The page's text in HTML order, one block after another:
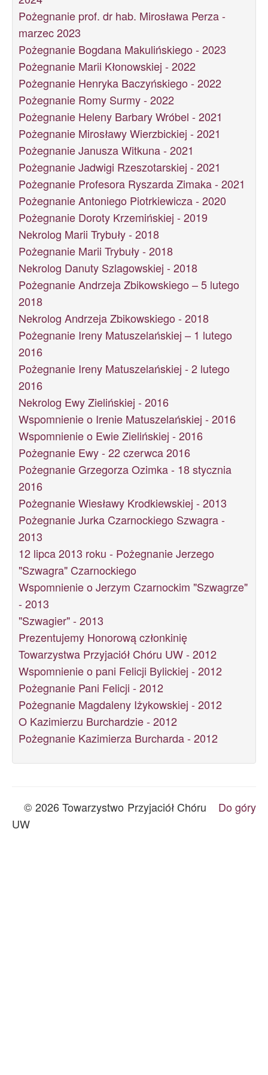
Pożegnanie prof. dr hab. Mirosława Perza -
marzec 2023
Pożegnanie Bogdana Makulińskiego - 2023
Pożegnanie Marii Kłonowskiej - 2022
Pożegnanie Henryka Baczyńskiego - 2022
Pożegnanie Romy Surmy - 2022
Pożegnanie Heleny Barbary Wróbel - 2021
Pożegnanie Mirosławy Wierzbickiej - 2021
Pożegnanie Janusza Witkuna - 2021
Pożegnanie Jadwigi Rzeszotarskiej - 2021
Pożegnanie Profesora Ryszarda Zimaka - 2021
Pożegnanie Antoniego Piotrkiewicza - 2020
Pożegnanie Doroty Krzemińskiej - 2019
Nekrolog Marii Trybuły - 2018
Pożegnanie Marii Trybuły - 2018
Nekrolog Danuty Szlagowskiej - 2018
Pożegnanie Andrzeja Zbikowskiego – 5 lutego
2018
Nekrolog Andrzeja Zbikowskiego - 2018
Pożegnanie Ireny Matuszelańskiej – 1 lutego
2016
Pożegnanie Ireny Matuszelańskiej - 2 lutego
2016
Nekrolog Ewy Zielińskiej - 2016
Wspomnienie o Irenie Matuszelańskiej - 2016
Wspomnienie o Ewie Zielińskiej - 2016
Pożegnanie Ewy - 22 czerwca 2016
Pożegnanie Grzegorza Ozimka - 18 stycznia
2016
Pożegnanie Wiesławy Krodkiewskiej - 2013
Pożegnanie Jurka Czarnockiego Szwagra -
2013
12 lipca 2013 roku - Pożegnanie Jerzego
"Szwagra" Czarnockiego
Wspomnienie o Jerzym Czarnockim "Szwagrze"
- 2013
"Szwagier" - 2013
Prezentujemy Honorową członkinię
Towarzystwa Przyjaciół Chóru UW - 2012
Wspomnienie o pani Felicji Bylickiej - 2012
Pożegnanie Pani Felicji - 2012
Pożegnanie Magdaleny Iżykowskiej - 2012
O Kazimierzu Burchardzie - 2012
Pożegnanie Kazimierza Burcharda - 2012
Do góry
© 2026 Towarzystwo Przyjaciół Chóru
UW